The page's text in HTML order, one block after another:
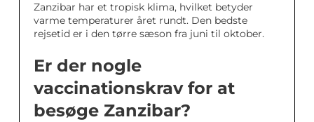
Zanzibar har et tropisk klima, hvilket betyder
varme temperaturer året rundt. Den bedste
rejsetid er i den tørre sæson fra juni til oktober.
Er der nogle
vaccinationskrav for at
besøge Zanzibar?